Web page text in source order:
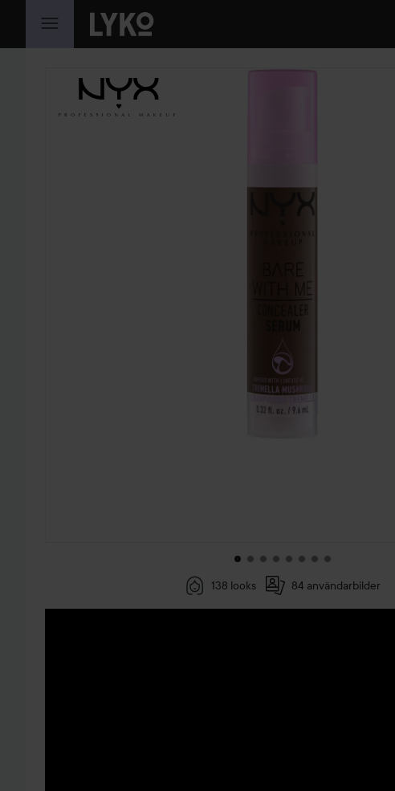
HOPPA TILL INNEHÅLLET
HOPPA ÖVER SEKTIONEN
138 looks 84 användarbilder